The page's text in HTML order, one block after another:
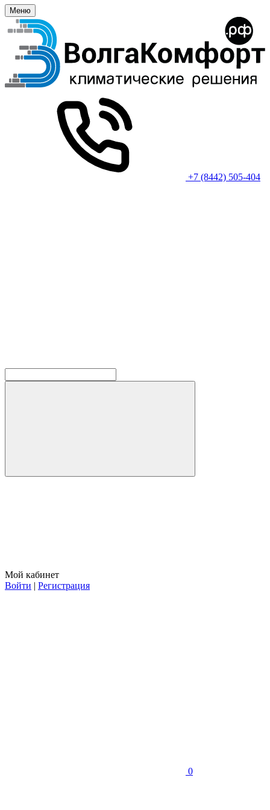
Меню
+7 (8442) 505-404
Мой кабинет
Войти | Регистрация
0